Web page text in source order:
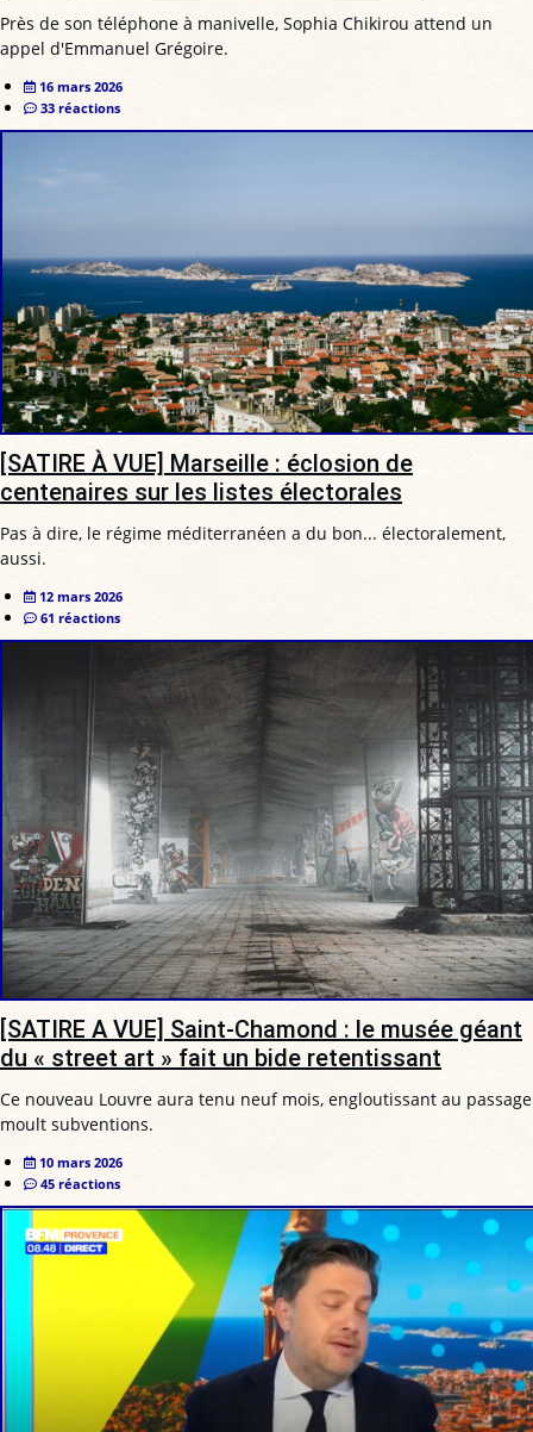
Près de son téléphone à manivelle, Sophia Chikirou attend un
appel d'Emmanuel Grégoire.
16 mars 2026
33 réactions
[SATIRE À VUE] Marseille : éclosion de
centenaires sur les listes électorales
Pas à dire, le régime méditerranéen a du bon... électoralement,
aussi.
12 mars 2026
61 réactions
[SATIRE A VUE] Saint-Chamond : le musée géant
du « street art » fait un bide retentissant
Ce nouveau Louvre aura tenu neuf mois, engloutissant au passage
moult subventions.
10 mars 2026
45 réactions